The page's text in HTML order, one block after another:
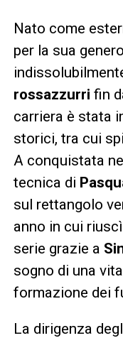
Nato come
per la sua
rossazzurri fin
carriera è stata
storici, tra cui
A conquistata
tecnica di
sul rettangolo
anno in cui
serie grazie a
sogno di una
formazione dei
La dirigenza